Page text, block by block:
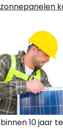
zonnepanelen
10 jaar